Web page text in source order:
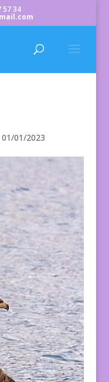
57 34
01/01/2023